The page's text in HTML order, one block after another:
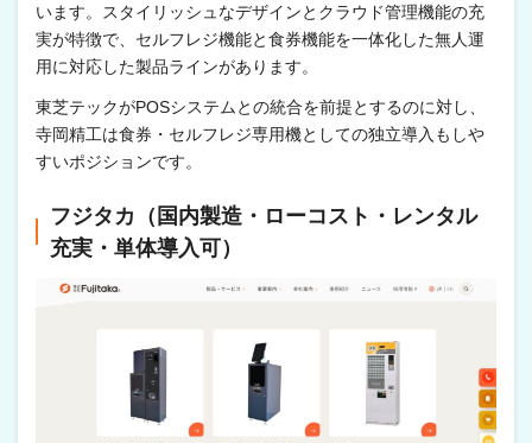
います。スタイリッシュなデザインとクラウド管理機能の充
実が特徴で、セルフレジ機能と食券機能を一体化した無人運
用に対応した製品ラインがあります。
東芝テックがPOSシステムとの統合を前提とするのに対し、
寺岡精工は食券・セルフレジ専用機としての独立導入もしや
すいポジションです。
フジタカ（国内製造・ローコスト・レンタル
充実・単体導入可）